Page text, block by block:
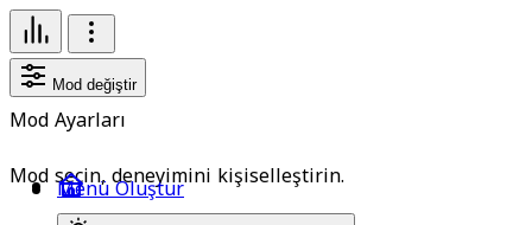
Mod değiştir
Mod Ayarları
Mod seçin, deneyimini kişiselleştirin.
Menü Oluştur